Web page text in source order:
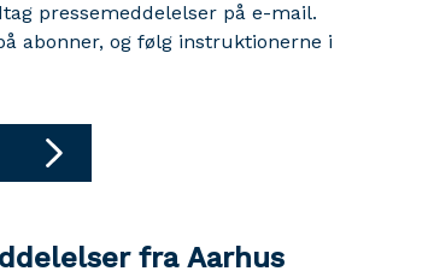
pressemeddelelser på e-mail.
abonner, og følg instruktionerne i
fra Aarhus